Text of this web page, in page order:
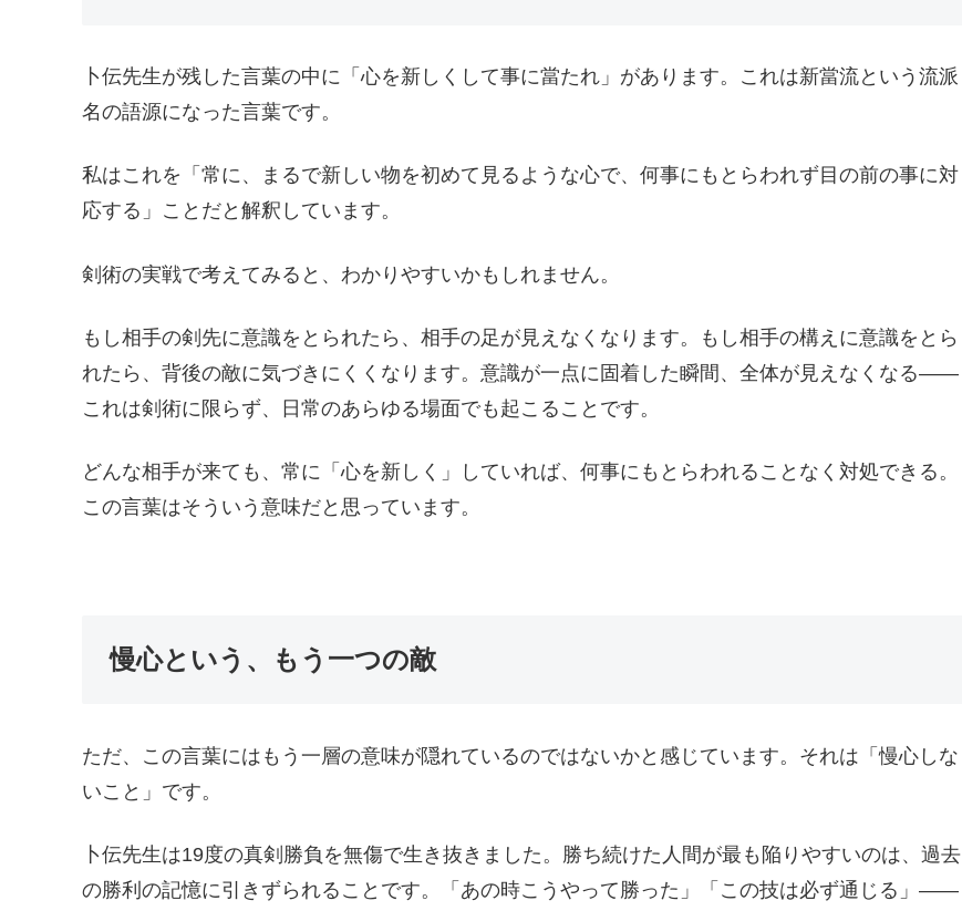
卜伝先生が残した言葉の中に「心を新しくして事に當たれ」があります。これは新當流という流派
名の語源になった言葉です。
私はこれを「常に、まるで新しい物を初めて見るような心で、何事にもとらわれず目の前の事に対
応する」ことだと解釈しています。
剣術の実戦で考えてみると、わかりやすいかもしれません。
もし相手の剣先に意識をとられたら、相手の足が見えなくなります。もし相手の構えに意識をとら
れたら、背後の敵に気づきにくくなります。意識が一点に固着した瞬間、全体が見えなくなる——
これは剣術に限らず、日常のあらゆる場面でも起こることです。
どんな相手が来ても、常に「心を新しく」していれば、何事にもとらわれることなく対処できる。
この言葉はそういう意味だと思っています。
慢心という、もう一つの敵
ただ、この言葉にはもう一層の意味が隠れているのではないかと感じています。それは「慢心しな
いこと」です。
卜伝先生は19度の真剣勝負を無傷で生き抜きました。勝ち続けた人間が最も陥りやすいのは、過去
の勝利の記憶に引きずられることです。「あの時こうやって勝った」「この技は必ず通じる」——